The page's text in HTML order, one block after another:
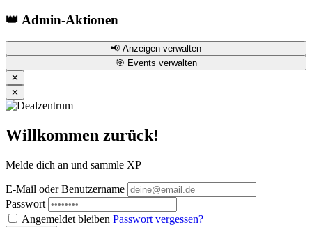
👑 Admin-Aktionen
📢 Anzeigen verwalten
🎯 Events verwalten
✕
✕
Willkommen zurück!
Melde dich an und sammle XP
E-Mail oder Benutzername
Passwort
Angemeldet bleiben Passwort vergessen?